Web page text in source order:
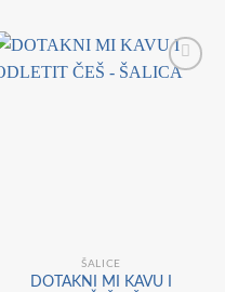
ŠALICE
DOTAKNI MI KAVU I